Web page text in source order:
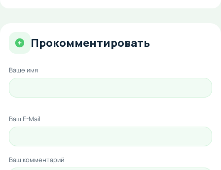
Прокомментировать
Ваше имя
Ваш E-Mail
Ваш комментарий